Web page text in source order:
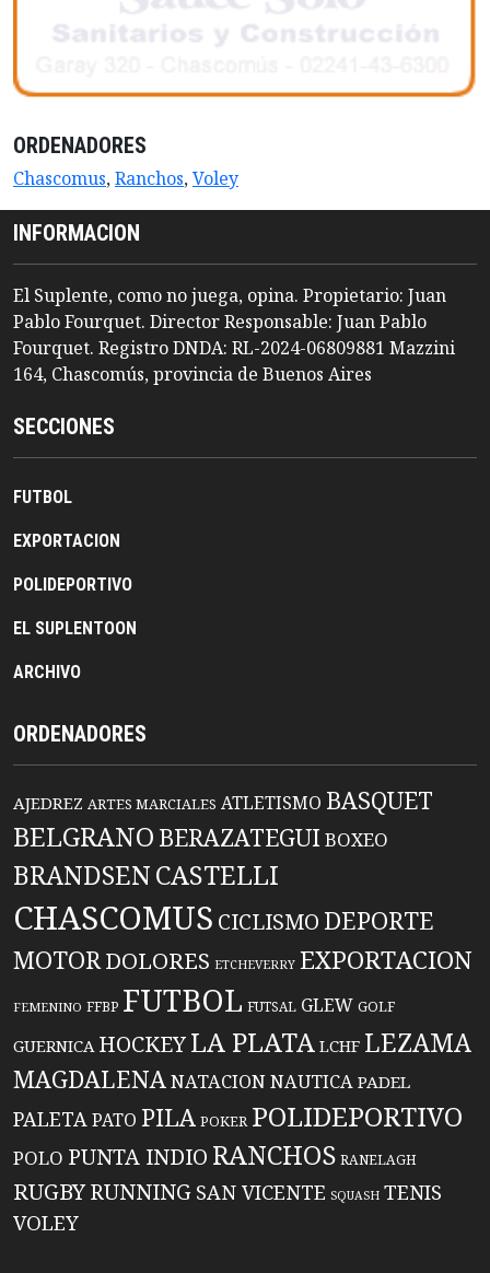
ORDENADORES
Chascomus,Ranchos,Voley
INFORMACION
El Suplente, como no juega, opina. Propietario: Juan
Pablo Fourquet. Director Responsable: Juan Pablo
Fourquet. Registro DNDA: RL-2024-06809881 Mazzini
164, Chascomús, provincia de Buenos Aires
SECCIONES
FUTBOL
EXPORTACION
POLIDEPORTIVO
EL SUPLENTOON
ARCHIVO
ORDENADORES
AJEDREZ ARTES MARCIALES ATLETISMO BASQUET
BELGRANO BERAZATEGUIBOXEO
BRANDSENCASTELLI
CHASCOMUS CICLISMO DEPORTE
MOTORDOLORES ETCHEVERRY EXPORTACION
FEMENINO FFBP FUTBOL FUTSAL GLEW GOLF
GUERNICA HOCKEYLA PLATA LCHF LEZAMA
MAGDALENANATACIONNAUTICA PADEL
PALETAPATO PILA POKER POLIDEPORTIVO
POLO PUNTA INDIO RANCHOS RANELAGH
RUGBYRUNNING SAN VICENTE SQUASH TENIS
VOLEY